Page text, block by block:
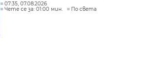
07:35, 07.08.2026
Чете се за: 01:00 мин.
По света